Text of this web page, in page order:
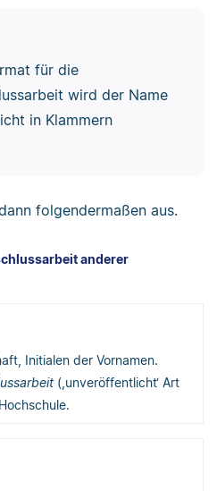
für die
wird der Name
in Klammern
folgendermaßen aus.
anderer
Initialen der Vornamen.
(,unveröffentlicht‘ Art